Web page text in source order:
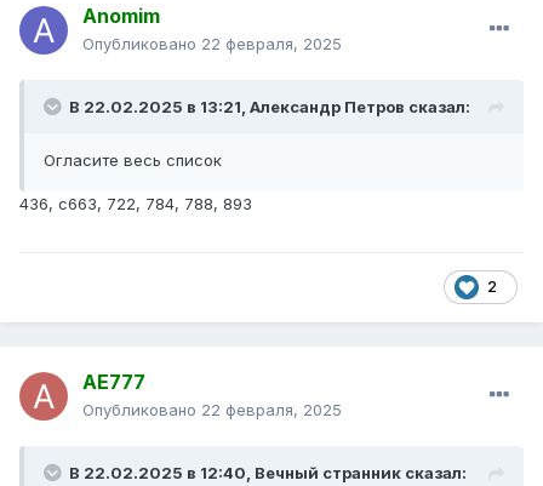
Anomim
Опубликовано 22 февраля, 2025
В 22.02.2025 в 13:21, Александр Петров сказал:
Огласите весь список
436, с663, 722, 784, 788, 893
2
AE777
Опубликовано 22 февраля, 2025
В 22.02.2025 в 12:40, Вечный странник сказал: